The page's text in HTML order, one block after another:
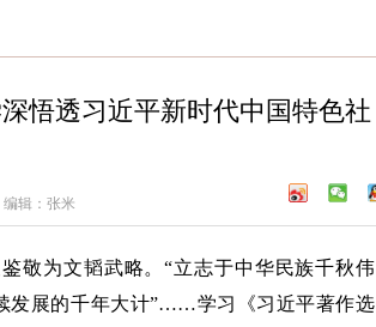
悟透习近平新时代中国特色社
辑：张米
敬为文韬武略。“立志于中华民族千秋伟
发展的千年大计”……学习《习近平著作选